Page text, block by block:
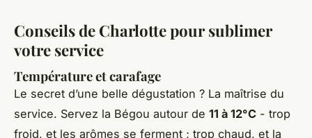
Conseils de Charlotte pour sublimer
votre service
Température et carafage
Le secret d’une belle dégustation ? La maîtrise du
service. Servez la Bégou autour de 11 à 12°C - trop
froid, et les arômes se ferment ; trop chaud, et la